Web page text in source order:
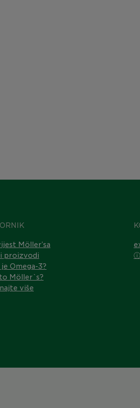
Möller’sa
proizvodi
Omega-3?
Möller`s?
više
ⓘ